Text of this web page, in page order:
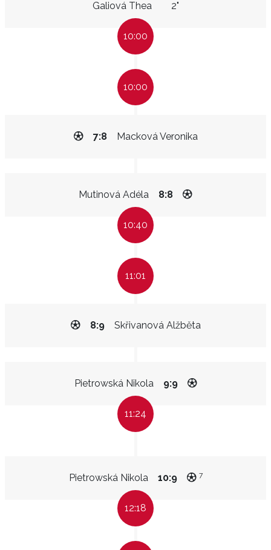
Galiová Thea 2"
10:00
10:00
Macková Veronika
7:8
Mutinová Adéla 8:8
10:40
11:01
Skřivanová Alžběta
8:9
Pietrowská Nikola 9:9
11:24
Pietrowská Nikola 10:9 7
12:18